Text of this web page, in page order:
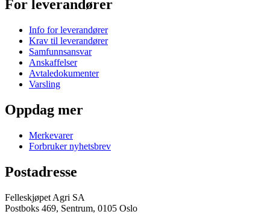
For leverandører
Info for leverandører
Krav til leverandører
Samfunnsansvar
Anskaffelser
Avtaledokumenter
Varsling
Oppdag mer
Merkevarer
Forbruker nyhetsbrev
Postadresse
Felleskjøpet Agri SA
Postboks 469, Sentrum, 0105 Oslo